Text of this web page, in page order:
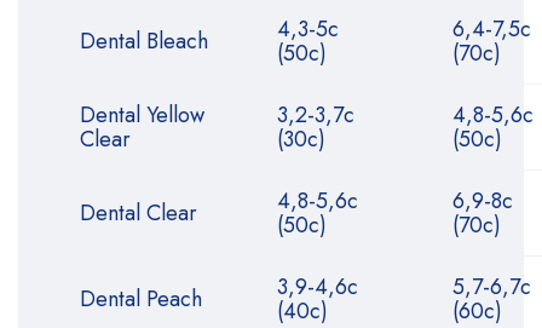
Dental Bleach 4,3-5с
(50с)
6,4-7,5с
(70с)
Dental Yellow
Clear
3,2-3,7с
(30с)
4,8-5,6с
(50с)
Dental Clear 4,8-5,6с
(50с)
6,9-8с
(70с)
Dental Peach 3,9-4,6с
(40с)
5,7-6,7с
(60с)